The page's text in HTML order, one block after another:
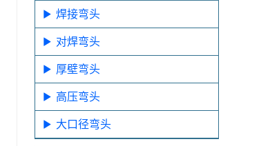
焊接弯头
对焊弯头
厚壁弯头
高压弯头
大口径弯头